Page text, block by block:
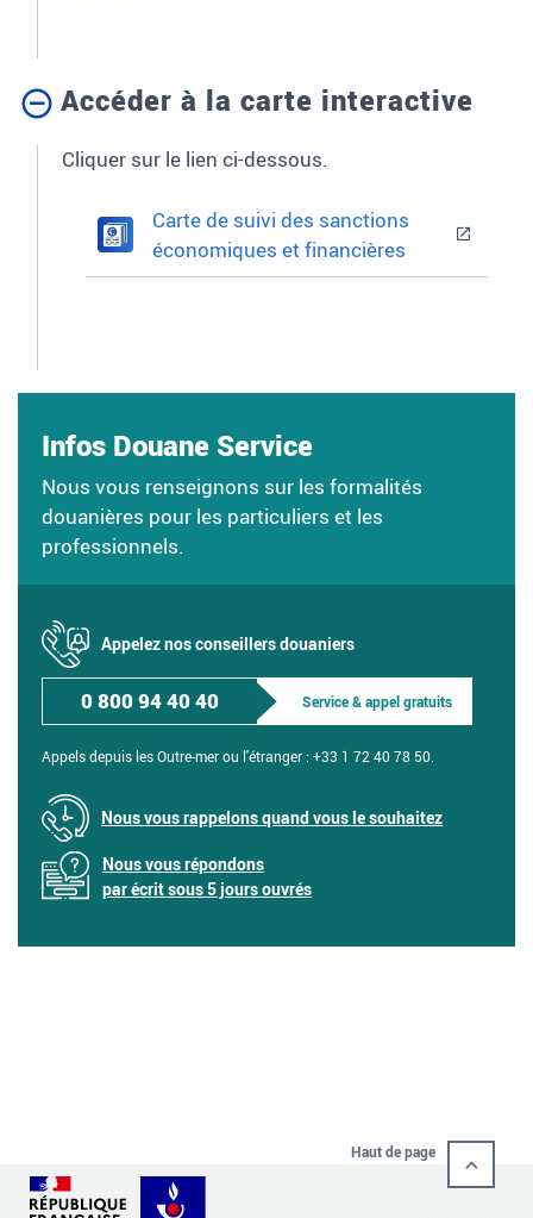
Accéder à la carte interactive
Cliquer sur le lien ci-dessous.
Carte de suivi des sanctions
économiques et financières
Infos Douane Service
Nous vous renseignons sur les formalités
douanières pour les particuliers et les
professionnels.
Appelez nos conseillers douaniers
0 800 94 40 40 Service & appel gratuits
Appels depuis les Outre-mer ou l'étranger : +33 1 72 40 78 50.
Nous vous rappelons quand vous le souhaitez
Nous vous répondons
par écrit sous 5 jours ouvrés
Haut de page